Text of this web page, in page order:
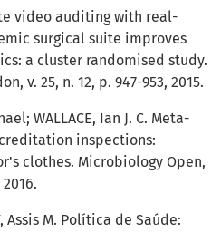
video auditing with real-
surgical suite improves
a cluster randomised study.
v. 25, n. 12, p. 947-953, 2015.
WALLACE, Ian J. C. Meta-
inspections:
clothes. Microbiology Open,
Assis M. Política de Saúde: